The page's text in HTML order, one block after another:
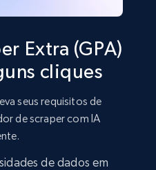
Extra (GPA)
cliques
seus requisitos de
de scraper com IA
de dados em